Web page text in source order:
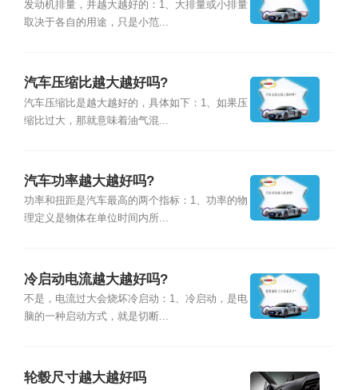
发动机排量，并越大越好的：1、大排量或小排量
取决于各自的用途，只是小范...
汽车压缩比越大越好吗?
汽车压缩比是越大越好的，具体如下：1、如果压
缩比过大，那就意味着油气混...
汽车功率越大越好吗?
功率和扭距是汽车最高的两个指标：1、功率的物
理定义是物体在单位时间内所...
冷启动电流越大越好吗?
不是，电流过大会烧坏冷启动：1、冷启动，是电
脑的一种启动方式，就是切断...
轮毂尺寸越大越好吗